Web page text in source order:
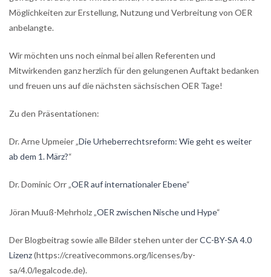
Möglichkeiten zur Erstellung, Nutzung und Verbreitung von OER
anbelangte.
Wir möchten uns noch einmal bei allen Referenten und
Mitwirkenden ganz herzlich für den gelungenen Auftakt bedanken
und freuen uns auf die nächsten sächsischen OER Tage!
Zu den Präsentationen:
Dr. Arne Upmeier „Die Urheberrechtsreform: Wie geht es weiter
ab dem 1. März?“
Dr. Dominic Orr „OER auf internationaler Ebene“
Jöran Muuß-Mehrholz „OER zwischen Nische und Hype“
Der Blogbeitrag sowie alle Bilder stehen unter derCC-BY-SA 4.0
Lizenz(https://creativecommons.org/licenses/by-
sa/4.0/legalcode.de).